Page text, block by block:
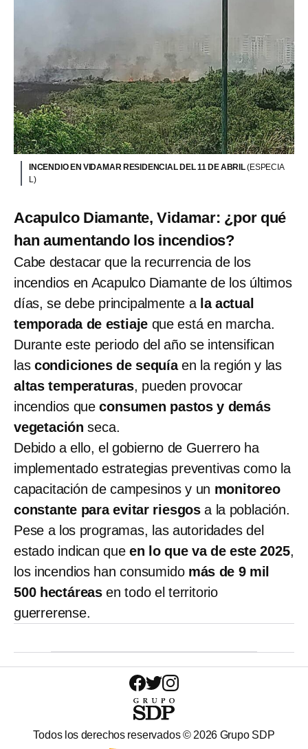
INCENDIO EN VIDAMAR RESIDENCIAL DEL 11 DE ABRIL(ESPECIA
L)
Acapulco Diamante, Vidamar: ¿por qué
han aumentando los incendios?
Cabe destacar que la recurrencia de los
incendios en Acapulco Diamante de los últimos
días, se debe principalmente a la actual
temporada de estiaje que está en marcha.
Durante este periodo del año se intensifican
las condiciones de sequíaen la región y las
altas temperaturas, pueden provocar
incendios queconsumen pastos y demás
vegetación seca.
Debido a ello, el gobierno de Guerrero ha
implementado estrategias preventivas como la
capacitación de campesinos y un monitoreo
constante para evitar riesgos a la población.
Pese a los programas, las autoridades del
estado indican queen lo que va de este 2025,
los incendios han consumido más de 9 mil
500 hectáreas en todo el territorio
guerrerense.
Todos los derechos reservados © 2026 Grupo SDP